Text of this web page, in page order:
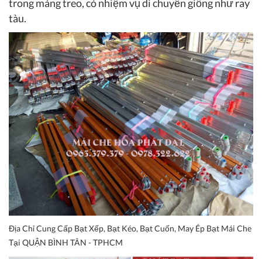
trong máng treo, có nhiệm vụ di chuyển giống như ray
tàu.
Địa Chỉ Cung Cấp Bạt Xếp, Bạt Kéo, Bạt Cuốn, May Ép Bạt Mái Che
Tại QUẬN BÌNH TÂN - TPHCM